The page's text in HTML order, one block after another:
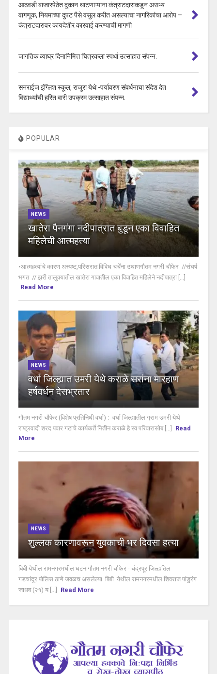
आठवडी बाजारपेठेत दुकान थाटणाऱ्याना कंत्राटदाराकडून असभ्य
वागणूक, नियमाच्या दुपट पैसे वसुल करीत असल्याचा नागरिकांचा आरोप –
कंत्राटदारावर कायदेशीर कारवाई करण्याची मागणी
जागतिक व्याघ्र दिनानिमित्त चित्रकला स्पर्धा उत्साहात संपन्न.
सनराईज इंग्लिश स्कूल, राजुरा येथे -पर्यावरण संवर्धनाचा संदेश देत
विद्यार्थ्यांची हरित वारी उपक्रम उत्साहात संपन्न.
POPULAR
NEWS
खातेरा पैनगंगा नदीपात्रात बुडून एका विवाहित
महिलेची आत्महत्या
•आत्महत्यांचे कारण अस्पष्ट,परिसरात विविध चर्चेंना उधाणगौतम नगरी चौफेर //संघर्ष
भगत // झरी तालुक्यातील खातेरा गावातील एका विवाहित महिलेने नदीपात्रा [...]
Read More
NEWS
वर्धा जिल्ह्यात उमरी येथे कराळे सरांना मारहाण
हर्षवर्धन देसभ्रतार
गौतम नगरी चौफेर (विशेष प्रतिनिधी वर्धा) :- वर्धा जिल्ह्यातील ग्राम उमरी येथे
राष्ट्रवादी शरद पवार गटाचे कार्यकर्ते नितीन कराळे हे स्व परिवारासोब [...]
Read
More
NEWS
शुल्लक कारणावरून युवकाची भर दिवसा हत्या
बिबी येथील रामनगरमधील घटनागौतम नगरी चौफेर - चंद्रपूर जिल्ह्यतिल
गडचांदूर पोलिस ठाणे जवळच असलेल्या बिबी येथील रामनगरमधील शिवराज पांडुरंग
जाधव (२१) य [...]
Read More